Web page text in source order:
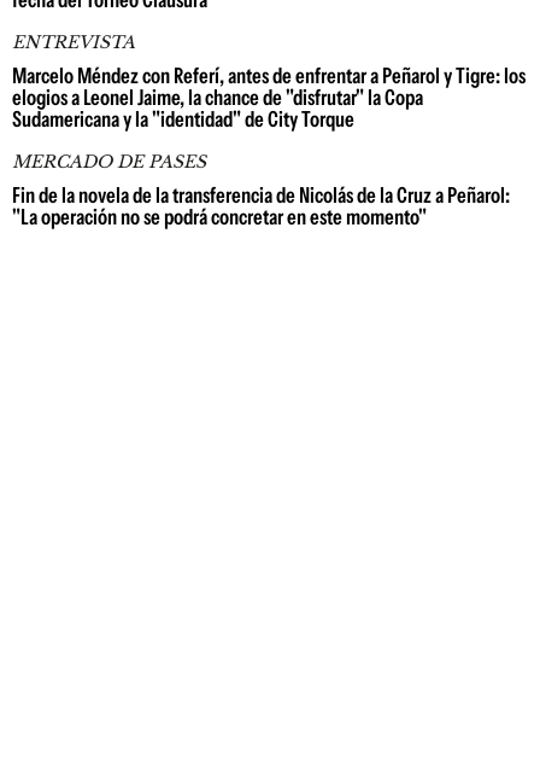
ENTREVISTA
Marcelo Méndez con Referí, antes de enfrentar a Peñarol y Tigre: los
elogios a Leonel Jaime, la chance de "disfrutar" la Copa
Sudamericana y la "identidad" de City Torque
MERCADO DE PASES
Fin de la novela de la transferencia de Nicolás de la Cruz a Peñarol:
"La operación no se podrá concretar en este momento"